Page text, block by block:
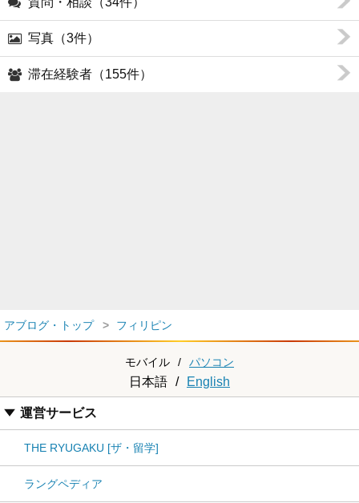
写真（3件）
滞在経験者（155件）
アブログ・トップ フィリピン
モバイル / パソコン
日本語 / English
運営サービス
THE RYUGAKU [ザ・留学]
ラングペディア